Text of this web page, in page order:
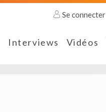
Se connecter
Interviews Vidéos